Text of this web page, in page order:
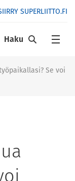
SUPERLIITTO.FI
Haku
Se voi